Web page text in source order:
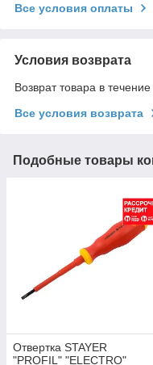
Все условия оплаты
Условия возврата
Возврат товара в
Все условия возврата
Подобные товары
Отвертка STAYER
"PROFIL" "ELECTRO"